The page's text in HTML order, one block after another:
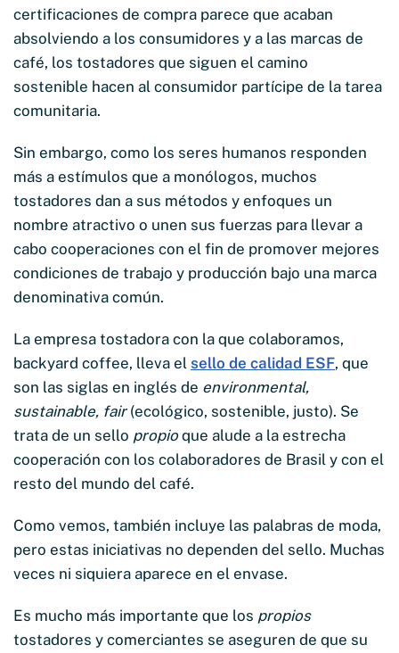
certificaciones de compra parece que acaban
absolviendo a los consumidores y a las marcas de
café, los tostadores que siguen el camino
sostenible hacen al consumidor partícipe de la tarea
comunitaria.
Sin embargo, como los seres humanos responden
más a estímulos que a monólogos, muchos
tostadores dan a sus métodos y enfoques un
nombre atractivo o unen sus fuerzas para llevar a
cabo cooperaciones con el fin de promover mejores
condiciones de trabajo y producción bajo una marca
denominativa común.
La empresa tostadora con la que colaboramos,
backyard coffee, lleva el sello de calidad ESF, que
son las siglas en inglés de environmental,
sustainable, fair(ecológico, sostenible, justo). Se
trata de un sello propioque alude a la estrecha
cooperación con los colaboradores de Brasil y con el
resto del mundo del café.
Como vemos, también incluye las palabras de moda,
pero estas iniciativas no dependen del sello. Muchas
veces ni siquiera aparece en el envase.
Es mucho más importante que los propios
tostadores y comerciantes se aseguren de que su